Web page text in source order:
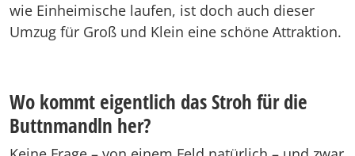
wie Einheimische laufen, ist doch auch dieser
Umzug für Groß und Klein eine schöne Attraktion.
Wo kommt eigentlich das Stroh für die
Buttnmandln her?